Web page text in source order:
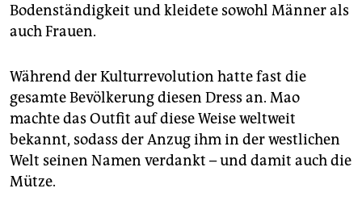
Bodenständigkeit und kleidete sowohl Männer als
auch Frauen.
Während der Kulturrevolution hatte fast die
gesamte Bevölkerung diesen Dress an. Mao
machte das Outfit auf diese Weise weltweit
bekannt, sodass der Anzug ihm in der westlichen
Welt seinen Namen verdankt – und damit auch die
Mütze.